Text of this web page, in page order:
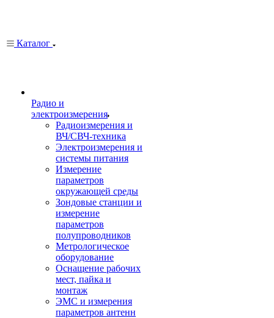
Каталог
Радио и
электроизмерения
Радиоизмерения и
ВЧ/СВЧ-техника
Электроизмерения и
системы питания
Измерение
параметров
окружающей среды
Зондовые станции и
измерение
параметров
полупроводников
Метрологическое
оборудование
Оснащение рабочих
мест, пайка и
монтаж
ЭМС и измерения
параметров антенн